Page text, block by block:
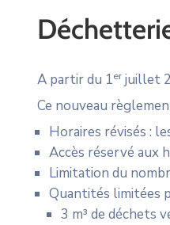
A partir du 1erjuillet
Ce nouveau
Horaires révisés :
Accès réservé aux
Limitation du
Quantités limitées
3 m³ de déchets